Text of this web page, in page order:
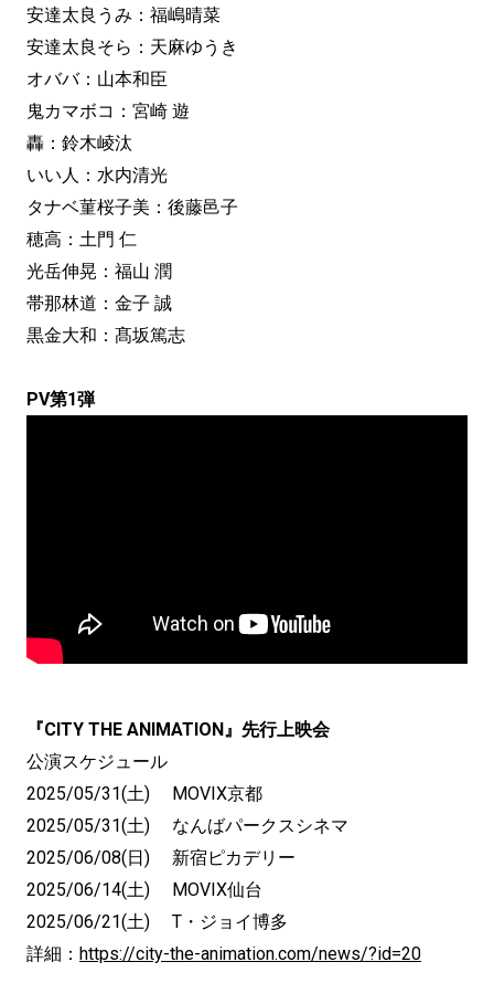
安達太良うみ：福嶋晴菜
安達太良そら：天麻ゆうき
オババ：山本和臣
鬼カマボコ：宮崎 遊
轟：鈴木崚汰
いい人：水内清光
タナベ菫桜子美：後藤邑子
穂高：土門 仁
光岳伸晃：福山 潤
帯那林道：金子 誠
黒金大和：髙坂篤志
PV第1弾
『CITY THE ANIMATION』先行上映会
公演スケジュール
2025/05/31(土) MOVIX京都
2025/05/31(土) なんばパークスシネマ
2025/06/08(日) 新宿ピカデリー
2025/06/14(土) MOVIX仙台
2025/06/21(土) T・ジョイ博多
詳細： https://city-the-animation.com/news/?id=20